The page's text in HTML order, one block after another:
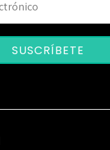
SUSCRÍBETE